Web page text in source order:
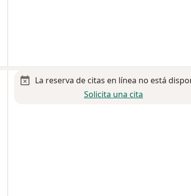
La reserva de citas en línea no está
Solicita una cita